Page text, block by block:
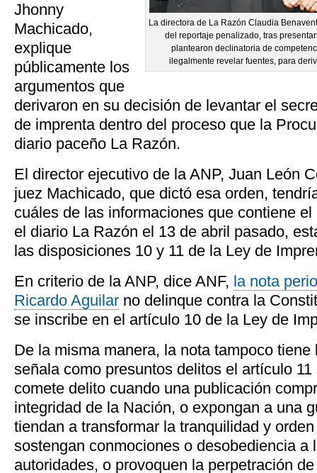
La directora de La Razón Claudia
del reportaje penalizado, tras
plantearon declinatoria de
ilegalmente revelar fuentes, para
Jhonny
Machicado,
explique
públicamente los
argumentos que
derivaron en su decisión de levantar el
de imprenta dentro del proceso que la
diario paceño La Razón.
El director ejecutivo de la ANP, Juan León
juez Machicado, que dictó esa orden,
cuáles de las informaciones que contiene
el diario La Razón el 13 de abril pasado,
las disposiciones 10 y 11 de la Ley de
En criterio de la ANP, dice ANF, la nota
Ricardo Aguilar no delinque contra la
se inscribe en el artículo 10 de la Ley de
De la misma manera, la nota tampoco tiene
señala como presuntos delitos el artículo
comete delito cuando una publicación
integridad de la Nación, o expongan a una
tiendan a transformar la tranquilidad y
sostengan conmociones o desobediencia a
autoridades, o provoquen la perpetración